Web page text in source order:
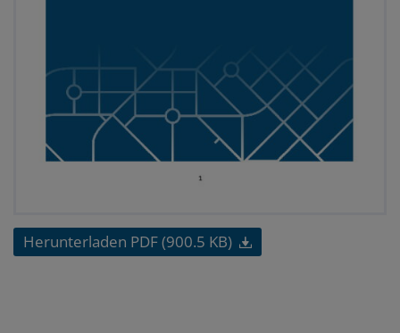
Herunterladen PDF (900.5 KB)